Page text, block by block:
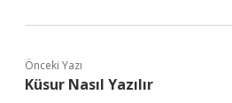
Önceki Yazı
Küsur Nasıl Yazılır